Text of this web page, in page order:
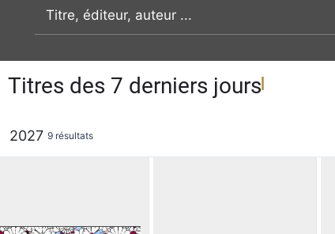
recherche par mot clé
Titres des 7 derniers jours
2027 9 résultats